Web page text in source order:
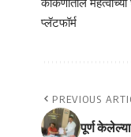
कोकणातील
प्लॅटफॉर्म
PREVIOUS
पूर्ण